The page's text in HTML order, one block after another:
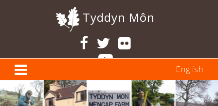
Tyddyn Môn
English